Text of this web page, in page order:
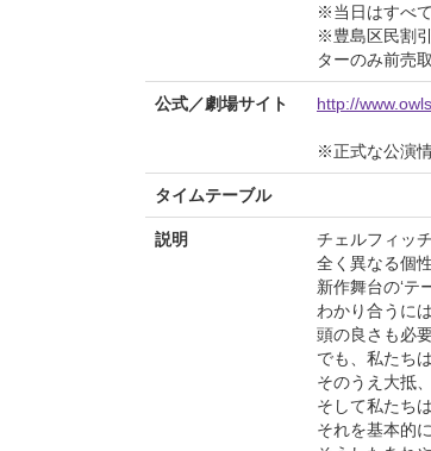
※当日はすべ
※豊島区民割
ターのみ前売
公式／劇場サイト http://
※正式な公演
タイムテーブル
説明
チェルフィッ
全く異なる個
新作舞台の‘テ
わかり合うに
頭の良さも必要
でも、私たち
そのうえ大抵
そして私たち
それを基本的